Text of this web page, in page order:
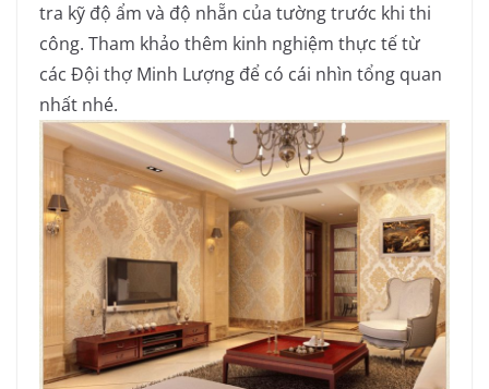
tra kỹ độ ẩm và độ nhẵn của tường trước khi thi
công. Tham khảo thêm kinh nghiệm thực tế từ
các Đội thợ Minh Lượng để có cái nhìn tổng quan
nhất nhé.